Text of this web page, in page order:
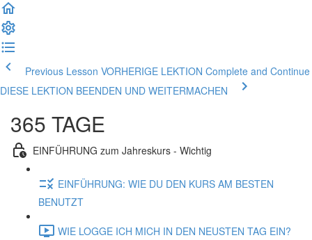
Previous Lesson VORHERIGE LEKTION Complete and Continue
DIESE LEKTION BEENDEN UND WEITERMACHEN
365 TAGE
EINFÜHRUNG zum Jahreskurs - Wichtig
EINFÜHRUNG: WIE DU DEN KURS AM BESTEN
BENUTZT
WIE LOGGE ICH MICH IN DEN NEUSTEN TAG EIN?